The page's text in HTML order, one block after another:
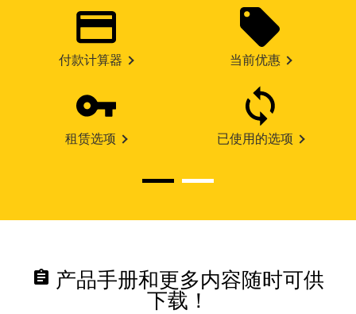
付款计算器 当前优惠
租赁选项 已使用的选项
assignment 产品手册和更多内容随时可供
下载！